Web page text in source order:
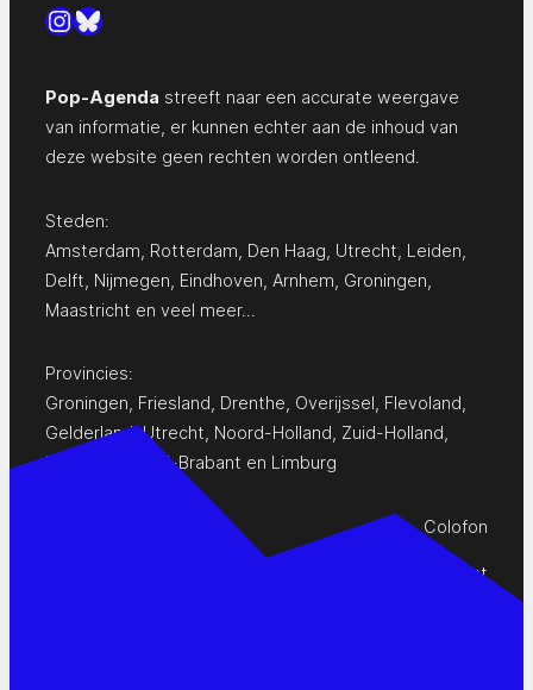
Instagram
Bluesky
Pop-Agenda streeft naar een accurate weergave
van informatie, er kunnen echter aan de inhoud van
deze website geen rechten worden ontleend.
Steden:
Amsterdam Rotterdam Den Haag Utrecht Leiden
Delft Nijmegen Eindhoven Arnhem Groningen
Maastricht en veel meer…
Provincies:
Groningen Friesland Drenthe Overijssel Flevoland
Gelderland,Utrecht Noord-Holland Zuid-Holland
Zeeland
Noord-Brabant en Limburg
Colofon
Privacy Statement